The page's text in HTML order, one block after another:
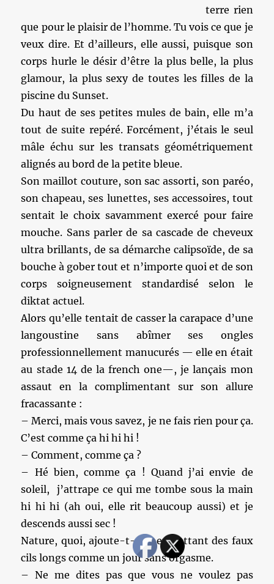
terre rien
que pour le plaisir de l’homme. Tu vois ce que je
veux dire. Et d’ailleurs, elle aussi, puisque son
corps hurle le désir d’être la plus belle, la plus
glamour, la plus sexy de toutes les filles de la
piscine du Sunset.
Du haut de ses petites mules de bain, elle m’a
tout de suite repéré. Forcément, j’étais le seul
mâle échu sur les transats géométriquement
alignés au bord de la petite bleue.
Son maillot couture, son sac assorti, son paréo,
son chapeau, ses lunettes, ses accessoires, tout
sentait le choix savamment exercé pour faire
mouche. Sans parler de sa cascade de cheveux
ultra brillants, de sa démarche calipsoïde, de sa
bouche à gober tout et n’importe quoi et de son
corps soigneusement standardisé selon le
diktat actuel.
Alors qu’elle tentait de casser la carapace d’une
langoustine sans abîmer ses ongles
professionnellement manucurés — elle en était
au stade 14 de la french one—, je lançais mon
assaut en la complimentant sur son allure
fracassante :
– Merci, mais vous savez, je ne fais rien pour ça.
C’est comme ça hi hi hi !
– Comment, comme ça ?
– Hé bien, comme ça ! Quand j’ai envie de
soleil, j’attrape ce qui me tombe sous la main
hi hi hi (ah oui, elle rit beaucoup aussi) et je
descends aussi sec !
Nature, quoi, ajoute-t-elle en battant des faux
cils longs comme un jour sans orgasme.
– Ne me dites pas que vous ne voulez pas